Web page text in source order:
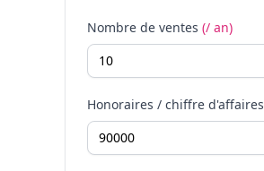
Nombre de ventes (/ an)
Honoraires / chiffre d'affaires